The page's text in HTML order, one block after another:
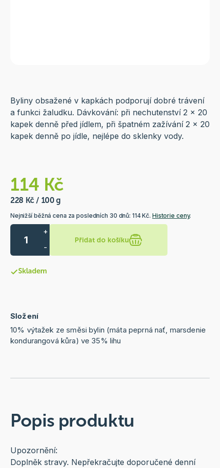
Byliny obsažené v kapkách podporují dobré trávení
a funkci žaludku. Dávkování: při nechutenství 2 x 20
kapek denně před jídlem, při špatném zažívání 2 x 20
kapek denně po jídle, nejlépe do sklenky vody.
114 Kč
228 Kč / 100 g
Nejnižší běžná cena za posledních 30 dnů: 114 Kč. Historie ceny.
+
-
Přidat do košíku
Skladem
Složení
10% výtažek ze směsi bylin (máta peprná nať, marsdenie
kondurangová kůra) ve 35% lihu
Popis produktu
Upozornění:
Doplněk stravy. Nepřekračujte doporučené denní